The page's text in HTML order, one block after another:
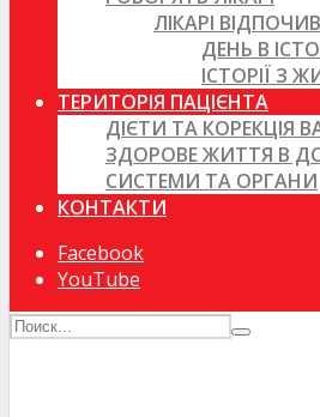
ЛІКАРІ
ДЕНЬ В
ІСТОРІЇ З
ТЕРИТОРІЯ ПАЦІЄНТА
ДІЄТИ ТА КОРЕКЦІЯ
ЗДОРОВЕ ЖИТТЯ В
СИСТЕМИ ТА ОРГАНИ
КОНТАКТИ
Facebook
YouTube